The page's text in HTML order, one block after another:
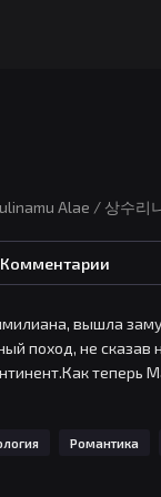
Alae / 상수리
Комментарии
вышла
поход, не
теперь
Романтика